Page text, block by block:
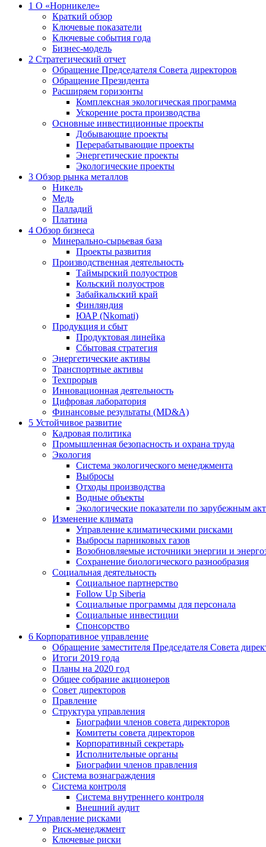
1 О «Норникеле»
Краткий обзор
Ключевые показатели
Ключевые события года
Бизнес-модель
2 Стратегический отчет
Обращение Председателя Совета директоров
Обращение Президента
Расширяем горизонты
Комплексная экологическая программа
Ускорение роста производства
Основные инвестиционные проекты
Добывающие проекты
Перерабатывающие проекты
Энергетические проекты
Экологические проекты
3 Обзор рынка металлов
Никель
Медь
Палладий
Платина
4 Обзор бизнеса
Минерально-сырьевая база
Проекты развития
Производственная деятельность
Таймырский полуостров
Кольский полуостров
Забайкальский край
Финляндия
ЮАР (Nkomati)
Продукция и сбыт
Продуктовая линейка
Сбытовая стратегия
Энергетические активы
Транспортные активы
Техпрорыв
Инновационная деятельность
Цифровая лаборатория
Финансовые результаты (MD&A)
5 Устойчивое развитие
Кадровая политика
Промышленная безопасность и охрана труда
Экология
Система экологического менеджмента
Выбросы
Отходы производства
Водные объекты
Экологические показатели по зарубежным
Изменение климата
Управление климатическими рисками
Выбросы парниковых газов
Возобновляемые источники энергии и
Сохранение биологического разнообразия
Социальная деятельность
Социальное партнерство
Follow Up Siberia
Социальные программы для персонала
Социальные инвестиции
Спонсорство
6 Корпоративное управление
Обращение заместителя Председателя Совета
Итоги 2019 года
Планы на 2020 год
Общее собрание акционеров
Совет директоров
Правление
Структура управления
Биографии членов совета директоров
Комитеты совета директоров
Корпоративный секретарь
Исполнительные органы
Биографии членов правления
Система вознаграждения
Система контроля
Система внутреннего контроля
Внешний аудит
7 Управление рисками
Риск-менеджмент
Ключевые риски